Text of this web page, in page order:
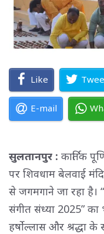
Like
E-mail
सुलतानपुर : कार्तिक
पर शिवधाम बेलवाई
से जगमगाने जा रहा है।
संगीत संध्या 2025”
हर्षोल्लास और श्रद्धा के